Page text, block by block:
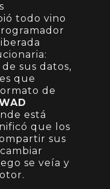
todo vino
sus datos,
que
de
está
que los
sus
se veía y